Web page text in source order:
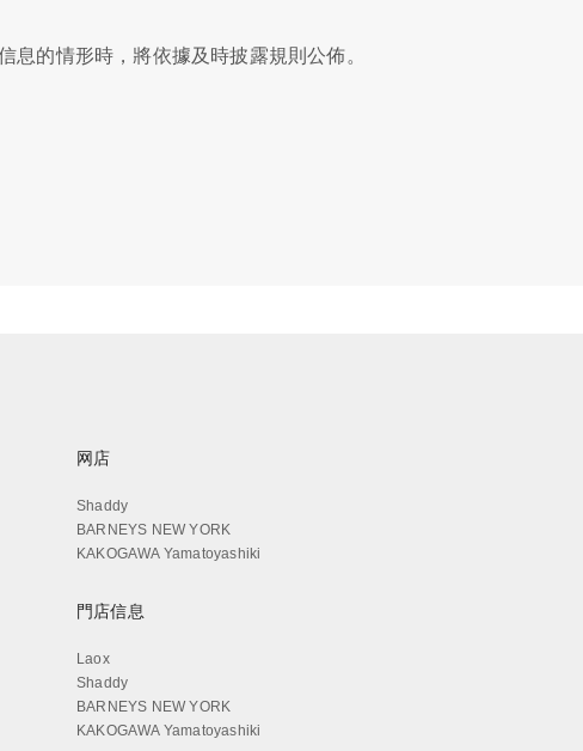
的情形時，將依據及時披露規則公佈。
网店
Shaddy
BARNEYS NEW YORK
KAKOGAWA Yamatoyashiki
門店信息
Laox
Shaddy
BARNEYS NEW YORK
KAKOGAWA Yamatoyashiki